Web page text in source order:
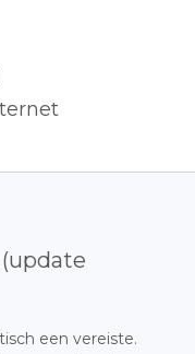
een vereiste.